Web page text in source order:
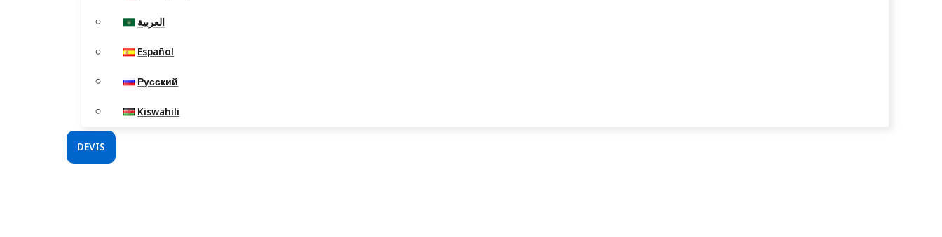
العربية
Español
Русский
Kiswahili
DEVIS